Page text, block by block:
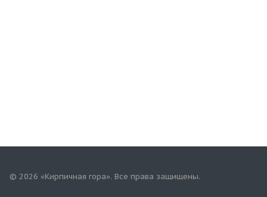
© 2026 «Кирпичная гора». Все права защищены.